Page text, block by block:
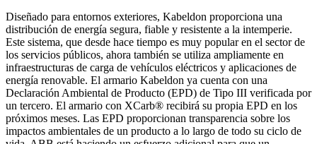
Diseñado para entornos exteriores, Kabeldon proporciona una
distribución de energía segura, fiable y resistente a la intemperie.
Este sistema, que desde hace tiempo es muy popular en el sector de
los servicios públicos, ahora también se utiliza ampliamente en
infraestructuras de carga de vehículos eléctricos y aplicaciones de
energía renovable. El armario Kabeldon ya cuenta con una
Declaración Ambiental de Producto (EPD) de Tipo III verificada por
un tercero. El armario con XCarb® recibirá su propia EPD en los
próximos meses. Las EPD proporcionan transparencia sobre los
impactos ambientales de un producto a lo largo de todo su ciclo de